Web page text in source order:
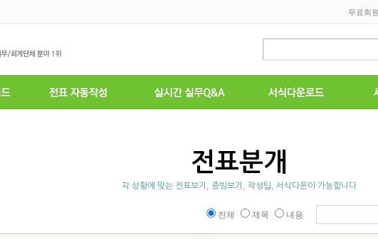
무료회
전표분개
각 상황에 맞는 전표보기, 증빙보기, 작성팁, 서식다운이 가능합니다
전체 제목 내용